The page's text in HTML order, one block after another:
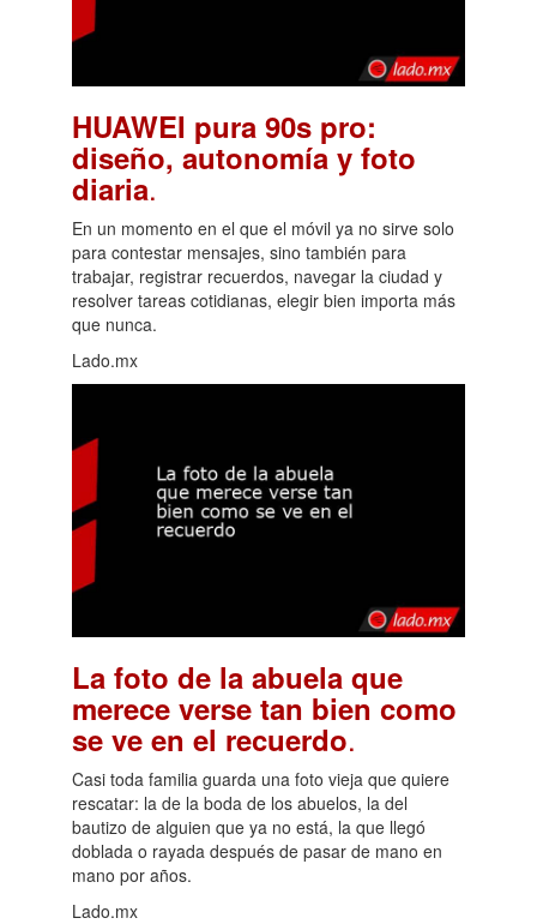
HUAWEI pura 90s pro:
diseño, autonomía y foto
diaria.
En un momento en el que el móvil ya no sirve solo
para contestar mensajes, sino también para
trabajar, registrar recuerdos, navegar la ciudad y
resolver tareas cotidianas, elegir bien importa más
que nunca.
Lado.mx
La foto de la abuela que
merece verse tan bien como
se ve en el recuerdo.
Casi toda familia guarda una foto vieja que quiere
rescatar: la de la boda de los abuelos, la del
bautizo de alguien que ya no está, la que llegó
doblada o rayada después de pasar de mano en
mano por años.
Lado.mx